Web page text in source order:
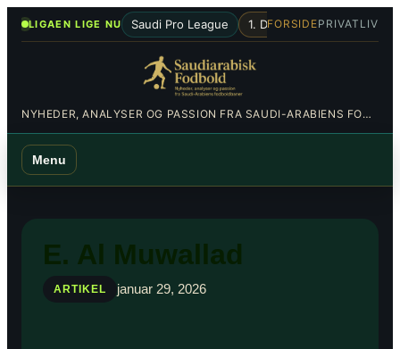
SpringLIGAEN LIGE NU Saudi Pro League 1. Division Al-Hilal•Al-
FORSIDEPRIVATLIV
NYHEDER, ANALYSER OG PASSION FRA SAUDI-ARABIENS FODBOLDBANER
Menu
E. Al Muwallad
ARTIKEL januar 29, 2026